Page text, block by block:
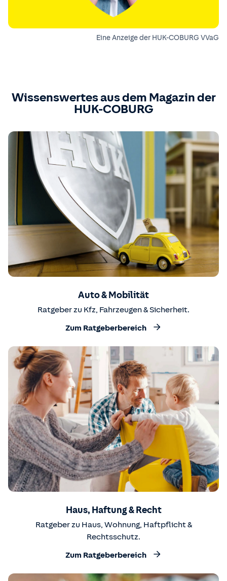
Eine Anzeige der HUK-COBURG VVaG
Wissenswertes aus dem Magazin der
HUK-COBURG
Auto & Mobilität
Ratgeber zu Kfz, Fahrzeugen & Sicherheit.
Zum Ratgeberbereich
Haus, Haftung & Recht
Ratgeber zu Haus, Wohnung, Haftpflicht &
Rechtsschutz.
Zum Ratgeberbereich